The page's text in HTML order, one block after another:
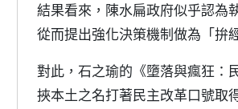
結果看來，陳水扁政府似乎認為
從而提出強化決策機制做為「拚
對此，石之瑜的《墮落與瘋狂：
挾本土之名打著民主改革口號取